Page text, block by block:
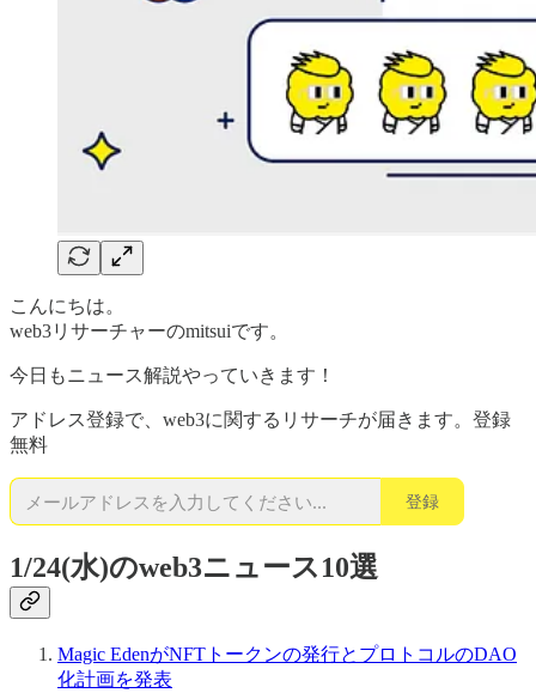
こんにちは。
web3リサーチャーのmitsuiです。
今日もニュース解説やっていきます！
アドレス登録で、web3に関するリサーチが届きます。登録
無料
登録
1/24(水)のweb3ニュース10選
Magic EdenがNFTトークンの発行とプロトコルのDAO
化計画を発表